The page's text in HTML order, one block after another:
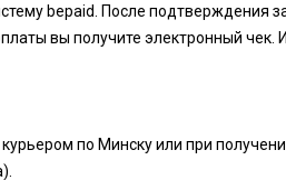
bepaid. После
вы получите электронный
по Минску или при